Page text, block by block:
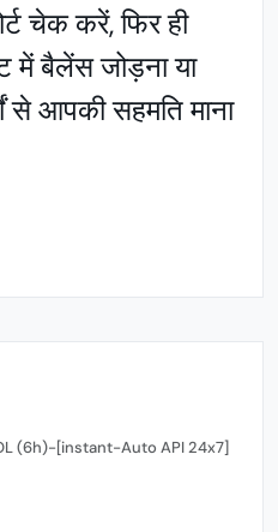
चेक करें, फिर ही
बैलेंस जोड़ना या
से आपकी सहमति माना
(6h)-[instant-Auto API 24x7]